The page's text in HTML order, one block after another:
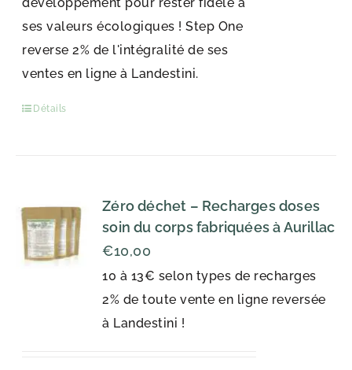
ses valeurs écologiques ! Step One
reverse 2% de l'intégralité de ses
ventes en ligne à Landestini.
Détails
Zéro déchet – Recharges doses
soin du corps fabriquées à Aurillac
10 à 13€ selon types de recharges
2% de toute vente en ligne reversée
à Landestini !
€10,00